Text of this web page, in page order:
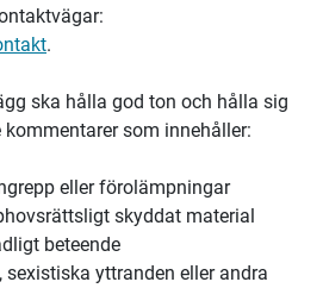
.
ska hålla god ton och hålla sig
som innehåller:
eller förolämpningar
skyddat material
beteende
yttranden eller andra